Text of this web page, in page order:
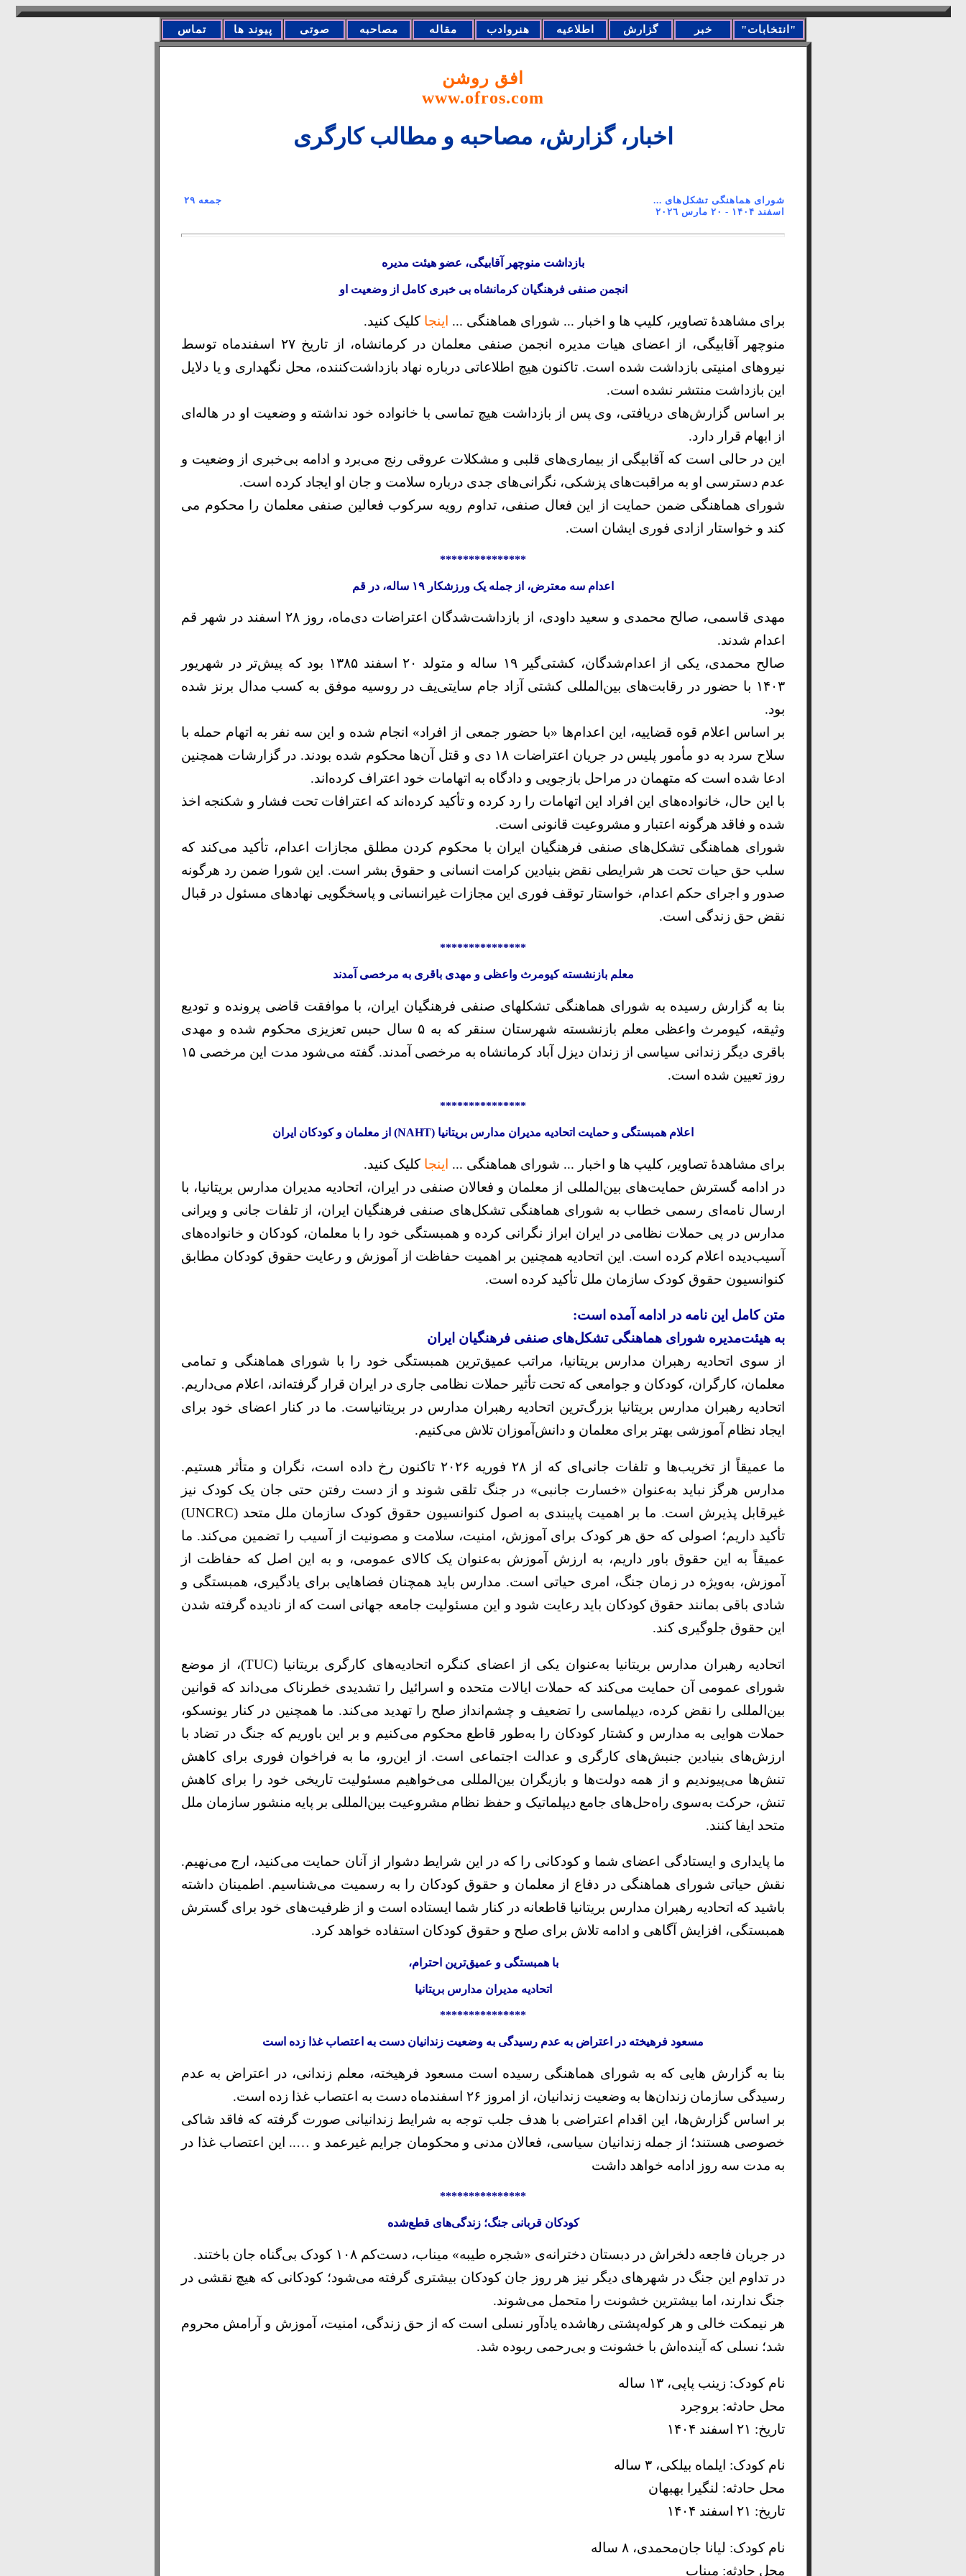
تماس پیوند ها صوتی مصاحبه مقاله هنروادب اطلاعیه گزارش خبر "انتخابات"
افق روشن
www.ofros.com
اخبار، گزارش، مصاحبه و مطالب کارگری
شورای هماهنگی تشکل‌های ... جمعه ۲۹
اسفند ١۴٠۴ - ۲۰ مارس ۲۰۲٦
بازداشت منوچهر آقابیگی، عضو هیئت مدیره
انجمن صنفی فرهنگیان کرمانشاه بی ‌خبری کامل از وضعیت او
برای مشاهدۀ تصاویر، کلیپ ها و اخبار ... شورای هماهنگی ... اینجا کلیک کنید.
منوچهر آقابیگی، از اعضای هیات مدیره انجمن صنفی معلمان در کرمانشاه، از تاریخ ۲۷ اسفندماه توسط
نیروهای امنیتی بازداشت شده است. تاکنون هیچ اطلاعاتی درباره نهاد بازداشت‌کننده، محل نگهداری و یا دلایل
این بازداشت منتشر نشده است.
بر اساس گزارش‌های دریافتی، وی پس از بازداشت هیچ تماسی با خانواده خود نداشته و وضعیت او در هاله‌ای
از ابهام قرار دارد.
این در حالی است که آقابیگی از بیماری‌های قلبی و مشکلات عروقی رنج می‌برد و ادامه بی‌خبری از وضعیت و
عدم دسترسی او به مراقبت‌های پزشکی، نگرانی‌های جدی درباره سلامت و جان او ایجاد کرده است.
شورای هماهنگی ضمن حمایت از این فعال صنفی، تداوم رویه سرکوب فعالین صنفی معلمان را محکوم می
کند و خواستار ازادی فوری ایشان است.
***************
اعدام سه معترض، از جمله یک ورزشکار ۱۹ ساله، در قم
مهدی قاسمی، صالح محمدی و سعید داودی، از بازداشت‌شدگان اعتراضات دی‌ماه، روز ۲۸ اسفند در شهر قم
اعدام شدند.
صالح محمدی، یکی از اعدام‌شدگان، کشتی‌گیر ۱۹ ساله و متولد ۲۰ اسفند ۱۳۸۵ بود که پیش‌تر در شهریور
۱۴۰۳ با حضور در رقابت‌های بین‌المللی کشتی آزاد جام سایتی‌یف در روسیه موفق به کسب مدال برنز شده
بود.
بر اساس اعلام قوه قضاییه، این اعدام‌ها «با حضور جمعی از افراد» انجام شده و این سه نفر به اتهام حمله با
سلاح سرد به دو مأمور پلیس در جریان اعتراضات ۱۸ دی و قتل آن‌ها محکوم شده بودند. در گزارشات همچنین
ادعا شده است که متهمان در مراحل بازجویی و دادگاه به اتهامات خود اعتراف کرده‌اند.
با این حال، خانواده‌های این افراد این اتهامات را رد کرده و تأکید کرده‌اند که اعترافات تحت فشار و شکنجه اخذ
شده و فاقد هرگونه اعتبار و مشروعیت قانونی است.
شورای هماهنگی تشکل‌های صنفی فرهنگیان ایران با محکوم کردن مطلق مجازات اعدام، تأکید می‌کند که
سلب حق حیات تحت هر شرایطی نقض بنیادین کرامت انسانی و حقوق بشر است. این شورا ضمن رد هرگونه
صدور و اجرای حکم اعدام، خواستار توقف فوری این مجازات غیرانسانی و پاسخگویی نهادهای مسئول در قبال
نقض حق زندگی است.
***************
معلم بازنشسته کیومرث واعظی و مهدی باقری به مرخصی آمدند
بنا به گزارش رسیده به شورای هماهنگی تشکلهای صنفی فرهنگیان ایران، با موافقت قاضی پرونده و تودیع
وثیقه، کیومرث واعظی معلم بازنشسته شهرستان سنقر که به ۵ سال حبس تعزیزی محکوم شده و مهدی
باقری دیگر زندانی سیاسی از زندان دیزل آباد کرمانشاه به مرخصی آمدند. گفته می‌شود مدت این مرخصی ۱۵
روز تعیین شده است.
***************
اعلام همبستگی و حمایت اتحادیه مدیران مدارس بریتانیا (NAHT) از معلمان و کودکان ایران
برای مشاهدۀ تصاویر، کلیپ ها و اخبار ... شورای هماهنگی ... اینجا کلیک کنید.
در ادامه گسترش حمایت‌های بین‌المللی از معلمان و فعالان صنفی در ایران، اتحادیه مدیران مدارس بریتانیا، با
ارسال نامه‌ای رسمی خطاب به شورای هماهنگی تشکل‌های صنفی فرهنگیان ایران، از تلفات جانی و ویرانی
مدارس در پی حملات نظامی در ایران ابراز نگرانی کرده و همبستگی خود را با معلمان، کودکان و خانواده‌های
آسیب‌دیده اعلام کرده است. این اتحادیه همچنین بر اهمیت حفاظت از آموزش و رعایت حقوق کودکان مطابق
کنوانسیون حقوق کودک سازمان ملل تأکید کرده است.
متن کامل این نامه در ادامه آمده است:
به هیئت‌مدیره شورای هماهنگی تشکل‌های صنفی فرهنگیان ایران
از سوی اتحادیه رهبران مدارس بریتانیا، مراتب عمیق‌ترین همبستگی خود را با شورای هماهنگی و تمامی
معلمان، کارگران، کودکان و جوامعی که تحت تأثیر حملات نظامی جاری در ایران قرار گرفته‌اند، اعلام می‌داریم.
اتحادیه رهبران مدارس بریتانیا بزرگ‌ترین اتحادیه رهبران مدارس در بریتانیاست. ما در کنار اعضای خود برای
ایجاد نظام آموزشی بهتر برای معلمان و دانش‌آموزان تلاش می‌کنیم.
ما عمیقاً از تخریب‌ها و تلفات جانی‌ای که از ۲۸ فوریه ۲۰۲۶ تاکنون رخ داده است، نگران و متأثر هستیم.
مدارس هرگز نباید به‌عنوان «خسارت جانبی» در جنگ تلقی شوند و از دست رفتن حتی جان یک کودک نیز
غیرقابل پذیرش است. ما بر اهمیت پایبندی به اصول کنوانسیون حقوق کودک سازمان ملل متحد (UNCRC)
تأکید داریم؛ اصولی که حق هر کودک برای آموزش، امنیت، سلامت و مصونیت از آسیب را تضمین می‌کند. ما
عمیقاً به این حقوق باور داریم، به ارزش آموزش به‌عنوان یک کالای عمومی، و به این اصل که حفاظت از
آموزش، به‌ویژه در زمان جنگ، امری حیاتی است. مدارس باید همچنان فضاهایی برای یادگیری، همبستگی و
شادی باقی بمانند حقوق کودکان باید رعایت شود و این مسئولیت جامعه جهانی است که از نادیده گرفته شدن
این حقوق جلوگیری کند.
اتحادیه رهبران مدارس بریتانیا به‌عنوان یکی از اعضای کنگره اتحادیه‌های کارگری بریتانیا (TUC)، از موضع
شورای عمومی آن حمایت می‌کند که حملات ایالات متحده و اسرائیل را تشدیدی خطرناک می‌داند که قوانین
بین‌المللی را نقض کرده، دیپلماسی را تضعیف و چشم‌انداز صلح را تهدید می‌کند. ما همچنین در کنار یونسکو،
حملات هوایی به مدارس و کشتار کودکان را به‌طور قاطع محکوم می‌کنیم و بر این باوریم که جنگ در تضاد با
ارزش‌های بنیادین جنبش‌های کارگری و عدالت اجتماعی است. از این‌رو، ما به فراخوان فوری برای کاهش
تنش‌ها می‌پیوندیم و از همه دولت‌ها و بازیگران بین‌المللی می‌خواهیم مسئولیت تاریخی خود را برای کاهش
تنش، حرکت به‌سوی راه‌حل‌های جامع دیپلماتیک و حفظ نظام مشروعیت بین‌المللی بر پایه منشور سازمان ملل
متحد ایفا کنند.
ما پایداری و ایستادگی اعضای شما و کودکانی را که در این شرایط دشوار از آنان حمایت می‌کنید، ارج می‌نهیم.
نقش حیاتی شورای هماهنگی در دفاع از معلمان و حقوق کودکان را به رسمیت می‌شناسیم. اطمینان داشته
باشید که اتحادیه رهبران مدارس بریتانیا قاطعانه در کنار شما ایستاده است و از ظرفیت‌های خود برای گسترش
همبستگی، افزایش آگاهی و ادامه تلاش برای صلح و حقوق کودکان استفاده خواهد کرد.
با همبستگی و عمیق‌ترین احترام،
اتحادیه مدیران مدارس بریتانیا
***************
مسعود فرهیخته در اعتراض به عدم رسیدگی به وضعیت زندانیان دست به اعتصاب غذا زده است
بنا به گزارش هایی که به شورای هماهنگی رسیده است مسعود فرهیخته، معلم زندانی، در اعتراض به عدم
رسیدگی سازمان زندان‌ها به وضعیت زندانیان، از امروز ۲۶ اسفندماه دست به اعتصاب غذا زده است.
بر اساس گزارش‌ها، این اقدام اعتراضی با هدف جلب توجه به شرایط زندانیانی صورت گرفته که فاقد شاکی
خصوصی هستند؛ از جمله زندانیان سیاسی، فعالان مدنی و محکومان جرایم غیرعمد و ….. این اعتصاب غذا در
به مدت سه روز ادامه خواهد داشت
***************
کودکان قربانی جنگ؛ زندگی‌های قطع‌شده
در جریان فاجعه دلخراش در دبستان دخترانه‌ی «شجره طیبه» میناب، دست‌کم ۱۰۸ کودک بی‌گناه جان باختند.
در تداوم این جنگ در شهرهای دیگر نیز هر روز جان کودکان بیشتری گرفته می‌شود؛ کودکانی که هیچ نقشی در
جنگ ندارند، اما بیشترین خشونت را متحمل می‌شوند.
هر نیمکت خالی و هر کوله‌پشتی رهاشده یادآور نسلی است که از حق زندگی، امنیت، آموزش و آرامش محروم
شد؛ نسلی که آینده‌اش با خشونت و بی‌رحمی ربوده شد.
نام کودک: زینب پاپی، ۱۳ ساله
محل حادثه: بروجرد
تاریخ: ۲۱ اسفند ۱۴۰۴
نام کودک: ایلماه بیلکی، ۳ ساله
محل حادثه: لنگیرا بهبهان
تاریخ: ۲۱ اسفند ۱۴۰۴
نام کودک: لیانا جان‌محمدی، ۸ ساله
محل حادثه: میناب